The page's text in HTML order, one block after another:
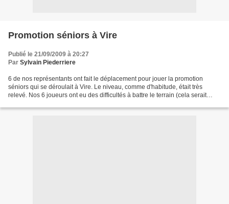
Promotion séniors à Vire
Publié le 21/09/2009 à 20:27
Par Sylvain Piederriere
6 de nos représentants ont fait le déplacement pour jouer la promotion
séniors qui se déroulait à Vire. Le niveau, comme d'habitude, était très
relevé. Nos 6 joueurs ont eu des difficultés à battre le terrain (cela serait